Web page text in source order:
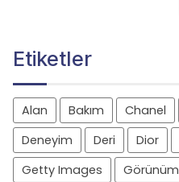
Etiketler
Alan Bakım Chanel
Deneyim
Deri Dior
Getty Images
Görünüm